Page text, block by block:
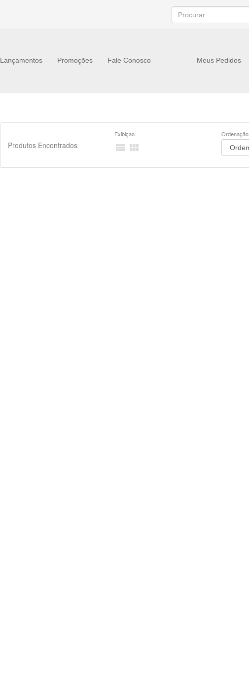
Lançamentos Promoções Fale Conosco Meus Pedidos
Produtos Encontrados
Exibiçao
 
Ordenação